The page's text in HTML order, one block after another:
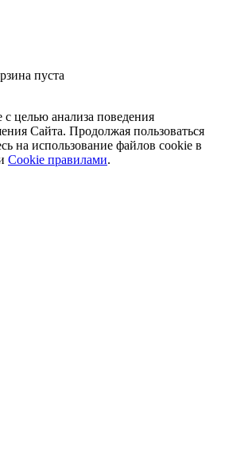
пуста
с целью анализа поведения
Сайта. Продолжая пользоваться
на использование файлов cookie в
Cookiе правилами.